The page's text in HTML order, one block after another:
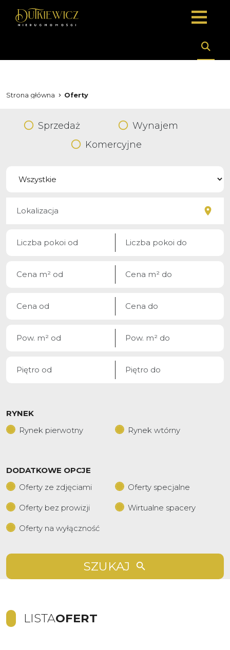
Strona główna Oferty
Sprzedaż
Wynajem
Komercyjne
RYNEK
Rynek pierwotny
Rynek wtórny
DODATKOWE OPCJE
Oferty ze zdjęciami
Oferty specjalne
Oferty bez prowizji Wirtualne spacery
Oferty na wyłączność
SZUKAJ
LISTAOFERT